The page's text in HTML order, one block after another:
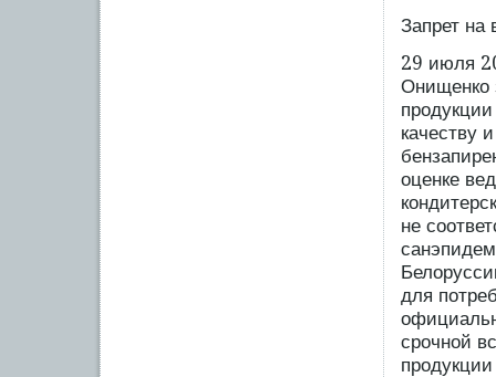
Запрет на
29 июля
Онищенко
качеству
оценке
не
для
срочной